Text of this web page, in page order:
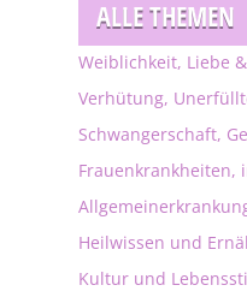
ALLE THEMEN
Weiblichkeit, Liebe
Verhütung,
Schwangerschaft,
Frauenkrankheiten,
Heilwissen und
Kultur und